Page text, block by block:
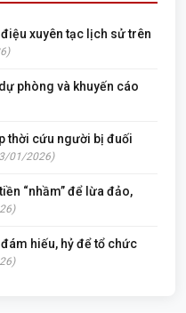
xuyên tạc lịch sử trên
phòng và khuyến cáo
thời cứu người bị đuối
01/2026)
“nhầm” để lừa đảo,
hiếu, hỷ để tổ chức